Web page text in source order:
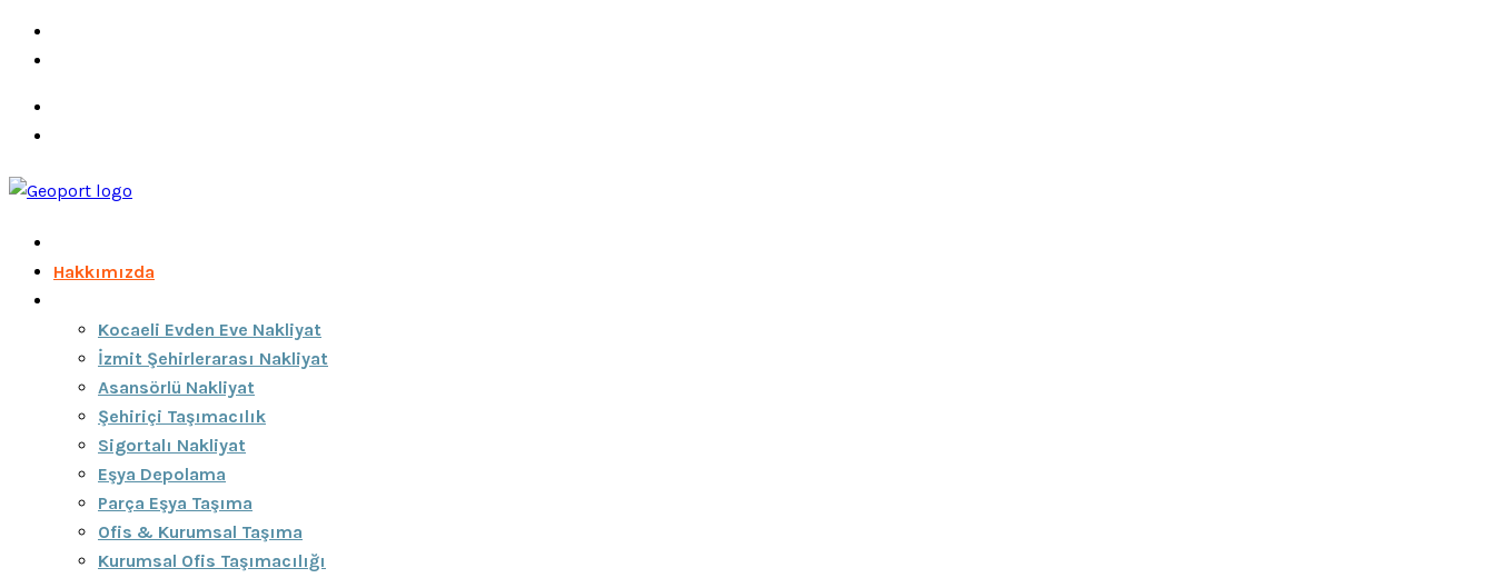
Hakkımızda
Kocaeli Evden Eve Nakliyat
İzmit Şehirlerarası Nakliyat
Asansörlü Nakliyat
Şehiriçi Taşımacılık
Sigortalı Nakliyat
Eşya Depolama
Parça Eşya Taşıma
Ofis & Kurumsal Taşıma
Kurumsal Ofis Taşımacılığı